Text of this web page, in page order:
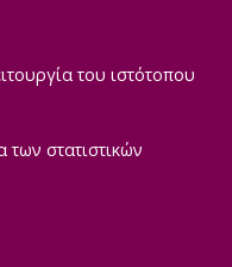
του ιστότοπου
στατιστικών